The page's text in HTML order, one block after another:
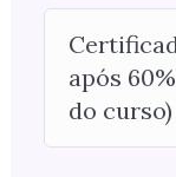
após
do curso)